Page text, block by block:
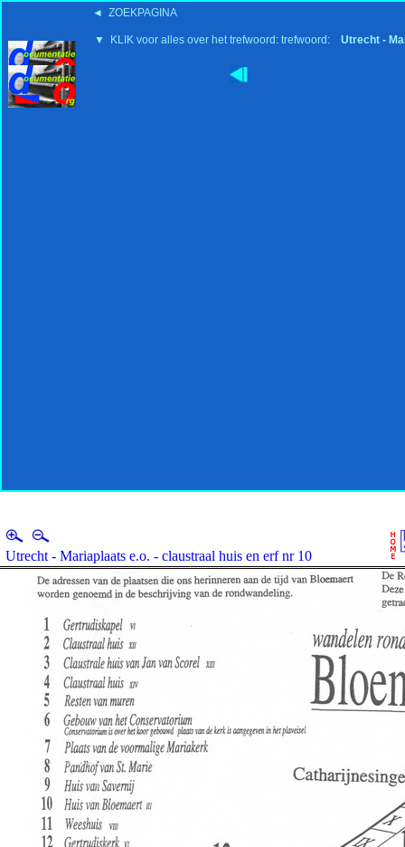
◄ ZOEKPAGINA
▼ KLIK voor alles over het trefwoord: trefwoord: Utrecht -
Utrecht - Mariaplaats e.o. - claustraal huis en erf nr 10